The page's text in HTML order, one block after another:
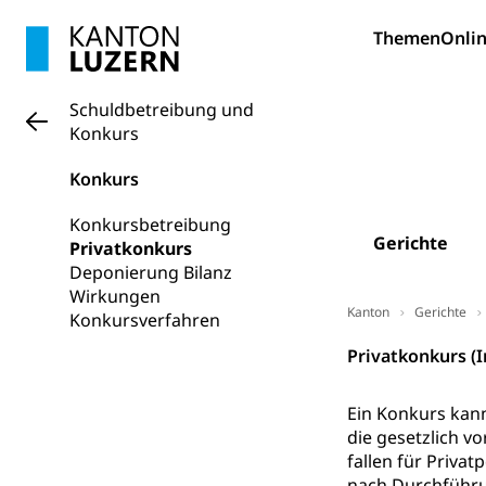
Themen
Gerichte
Schuldbetreibung und
Konkurs
Konkurs
Konkursbetreibung
Privatkonkurs
Deponierung Bilanz
Wirkungen
Konkursverfahren
Kanton Gerichte
Privatkonkurs
Ein Konkurs
die gesetzlich
fallen für
und
Fachstelle
Technische
Hochschule
Vorschule
Kindergarten,